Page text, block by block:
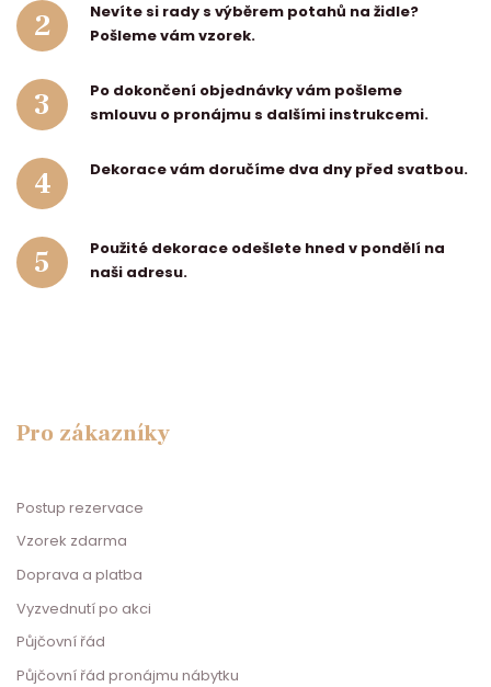
2
Nevíte si rady s výběrem potahů na židle?
Pošleme vám vzorek.
3
Po dokončení objednávky vám pošleme
smlouvu o pronájmu s dalšími instrukcemi.
4 Dekorace vám doručíme dva dny před svatbou.
5
Použité dekorace odešlete hned v pondělí na
naši adresu.
Pro zákazníky
Postup rezervace
Vzorek zdarma
Doprava a platba
Vyzvednutí po akci
Půjčovní řád
Půjčovní řád pronájmu nábytku